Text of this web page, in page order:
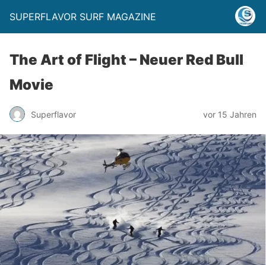
SUPERFLAVOR SURF MAGAZINE
The Art of Flight – Neuer Red Bull
Movie
Superflavor vor 15 Jahren